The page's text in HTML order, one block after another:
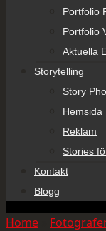
Portfolio
Portfolio
Aktuella
Storytelling
Story
Hemsida
Reklam
Stories
Kontakt
Blogg
Home